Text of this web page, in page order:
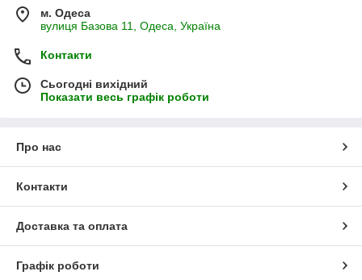
м. Одеса
вулиця Базова 11, Одеса, Україна
Контакти
Сьогодні вихідний
Показати весь графік роботи
Про нас
Контакти
Доставка та оплата
Графік роботи